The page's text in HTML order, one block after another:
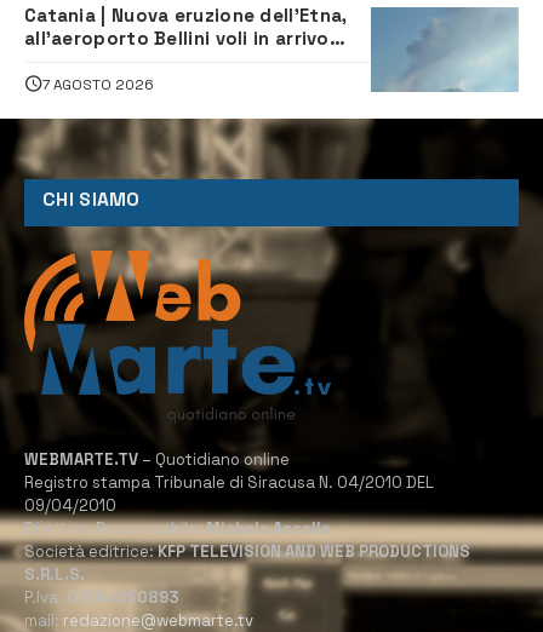
Catania | Nuova eruzione dell’Etna,
all’aeroporto Bellini voli in arrivo
7 AGOSTO 2026
CHI SIAMO
WEBMARTE.TV – Quotidiano online
Registro stampa Tribunale di Siracusa N. 04/2010 DEL
09/04/2010
Direttore Responsabile:Michele Accolla
Società editrice:KFP TELEVISION AND WEB PRODUCTIONS
S.R.L.S.
P.Iva: 02184950893
mail: redazione@webmarte.tv